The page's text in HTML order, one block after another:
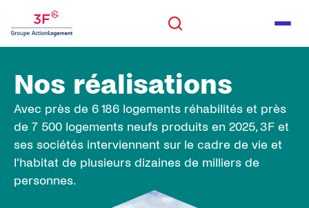
Panneau de gestion des cookies
Rechercher Menu
Rechercher
Nos réalisations
Avec près de 6 186 logements réhabilités et près
de 7 500 logements neufs produits en 2025, 3F et
ses sociétés interviennent sur le cadre de vie et
l'habitat de plusieurs dizaines de milliers de
personnes.